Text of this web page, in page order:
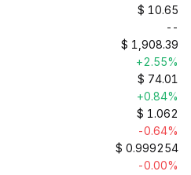
$ 10.65
--
$ 1,908.39
+2.55%
$ 74.01
+0.84%
$ 1.062
-0.64%
$ 0.999254
-0.00%